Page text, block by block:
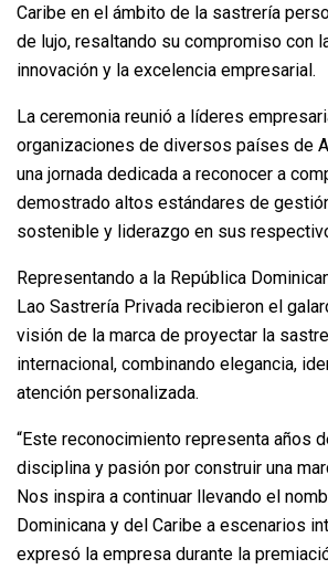
Caribe en el ámbito de la sastrería
de lujo, resaltando su compromiso con
innovación y la excelencia empresarial.
La ceremonia reunió a líderes
organizaciones de diversos países de
una jornada dedicada a reconocer a
demostrado altos estándares de
sostenible y liderazgo en sus
Representando a la República
Lao Sastrería Privada recibieron el
visión de la marca de proyectar la
internacional, combinando elegancia,
atención personalizada.
“Este reconocimiento representa años
disciplina y pasión por construir una
Nos inspira a continuar llevando el
Dominicana y del Caribe a escenarios
expresó la empresa durante la